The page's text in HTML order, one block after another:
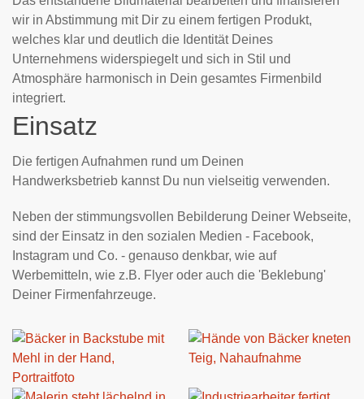
wir in Abstimmung mit Dir zu einem fertigen Produkt,
welches klar und deutlich die Identität Deines
Unternehmens widerspiegelt und sich in Stil und
Atmosphäre harmonisch in Dein gesamtes Firmenbild
integriert.
Einsatz
Die fertigen Aufnahmen rund um Deinen
Handwerksbetrieb kannst Du nun vielseitig verwenden.
Neben der stimmungsvollen Bebilderung Deiner Webseite,
sind der Einsatz in den sozialen Medien - Facebook,
Instagram und Co. - genauso denkbar, wie auf
Werbemitteln, wie z.B. Flyer oder auch die 'Beklebung'
Deiner Firmenfahrzeuge.